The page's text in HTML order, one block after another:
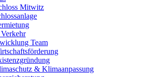
Mitwitz
Team
& Klimaanpassung